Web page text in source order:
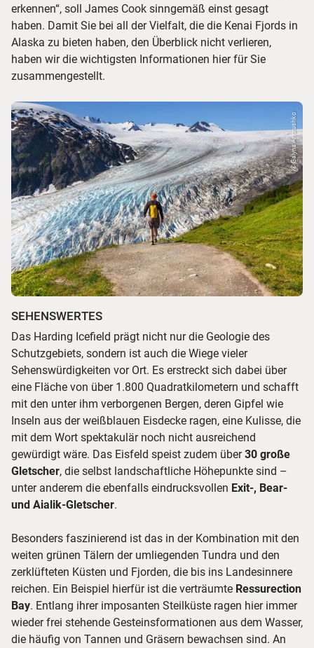
erkennen“, soll James Cook sinngemäß einst gesagt
haben. Damit Sie bei all der Vielfalt, die die Kenai Fjords in
Alaska zu bieten haben, den Überblick nicht verlieren,
haben wir die wichtigsten Informationen hier für Sie
zusammengestellt.
© Galyna Andrushko
SEHENSWERTES
Das Harding Icefield prägt nicht nur die Geologie des
Schutzgebiets, sondern ist auch die Wiege vieler
Sehenswürdigkeiten vor Ort. Es erstreckt sich dabei über
eine Fläche von über 1.800 Quadratkilometern und schafft
mit den unter ihm verborgenen Bergen, deren Gipfel wie
Inseln aus der weißblauen Eisdecke ragen, eine Kulisse, die
mit dem Wort spektakulär noch nicht ausreichend
gewürdigt wäre. Das Eisfeld speist zudem über30 große
Gletscher, die selbst landschaftliche Höhepunkte sind –
unter anderem die ebenfalls eindrucksvollen Exit-, Bear-
und Aialik-Gletscher.
Besonders faszinierend ist das in der Kombination mit den
weiten grünen Tälern der umliegenden Tundra und den
zerklüfteten Küsten und Fjorden, die bis ins Landesinnere
reichen. Ein Beispiel hierfür ist die verträumte Ressurection
Bay. Entlang ihrer imposanten Steilküste ragen hier immer
wieder frei stehende Gesteinsformationen aus dem Wasser,
die häufig von Tannen und Gräsern bewachsen sind. An